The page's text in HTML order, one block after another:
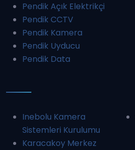
Pendik Açık Elektrikçi
Pendik CCTV
Pendik Kamera
Pendik Uyducu
Pendik Data
Inebolu Kamera
Sistemleri Kurulumu
Karacakoy Merkez